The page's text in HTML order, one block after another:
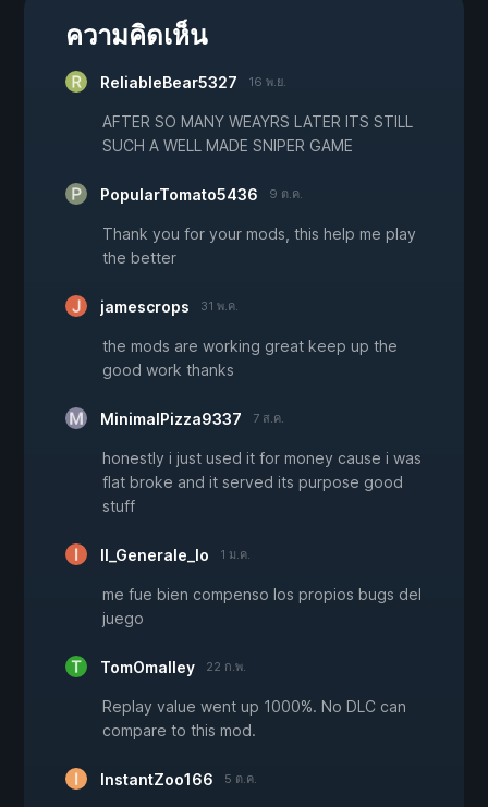
ความคิดเห็น
ReliableBear5327 16 พ.ย.
AFTER SO MANY WEAYRS LATER ITS STILL
SUCH A WELL MADE SNIPER GAME
PopularTomato5436 9 ต.ค.
Thank you for your mods, this help me play
the better
jamescrops 31 พ.ค.
the mods are working great keep up the
good work thanks
MinimalPizza9337 7 ส.ค.
honestly i just used it for money cause i was
flat broke and it served its purpose good
stuff
Il_Generale_Io 1 ม.ค.
me fue bien compenso los propios bugs del
juego
TomOmalley 22 ก.พ.
Replay value went up 1000%. No DLC can
compare to this mod.
InstantZoo166 5 ต.ค.